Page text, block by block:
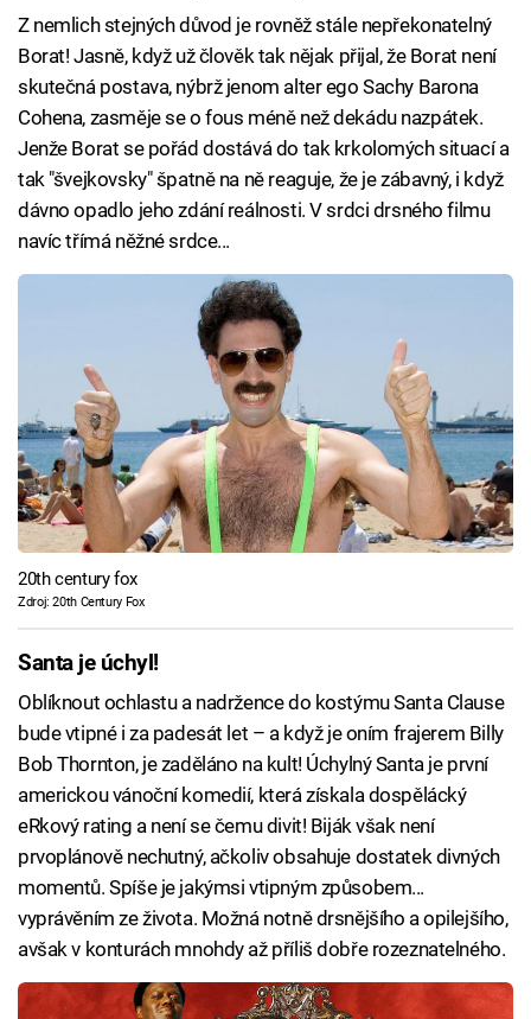
Z nemlich stejných důvod je rovněž stále nepřekonatelný
Borat! Jasně, když už člověk tak nějak přijal, že Borat není
skutečná postava, nýbrž jenom alter ego Sachy Barona
Cohena, zasměje se o fous méně než dekádu nazpátek.
Jenže Borat se pořád dostává do tak krkolomých situací a
tak "švejkovsky" špatně na ně reaguje, že je zábavný, i když
dávno opadlo jeho zdání reálnosti. V srdci drsného filmu
navíc třímá něžné srdce...
20th century fox
Zdroj: 20th Century Fox
Santa je úchyl!
Oblíknout ochlastu a nadržence do kostýmu Santa Clause
bude vtipné i za padesát let – a když je oním frajerem Billy
Bob Thornton, je zaděláno na kult! Úchylný Santa je první
americkou vánoční komedií, která získala dospělácký
eRkový rating a není se čemu divit! Biják však není
prvoplánově nechutný, ačkoliv obsahuje dostatek divných
momentů. Spíše je jakýmsi vtipným způsobem...
vyprávěním ze života. Možná notně drsnějšího a opilejšího,
avšak v konturách mnohdy až příliš dobře rozeznatelného.